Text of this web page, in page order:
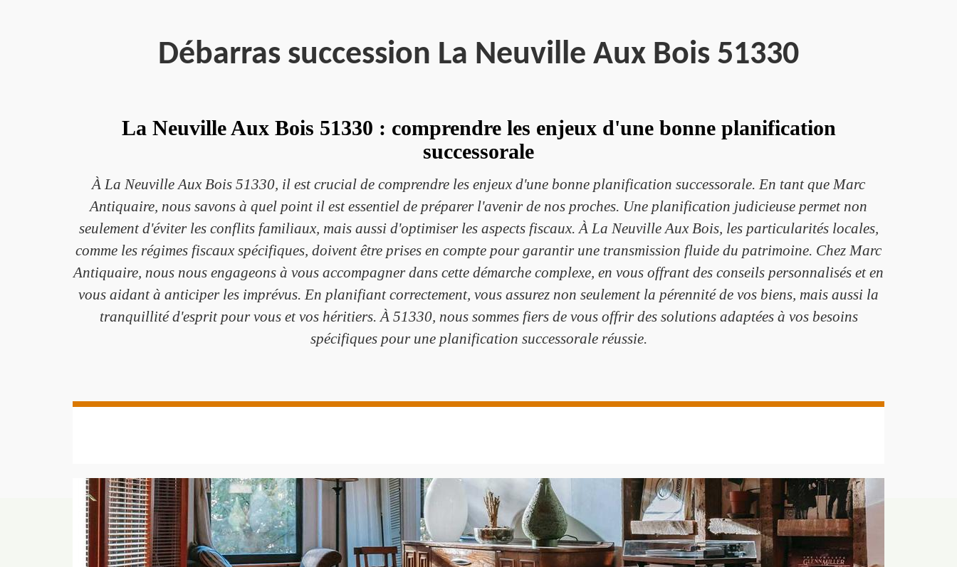
Débarras succession La Neuville Aux Bois 51330
La Neuville Aux Bois 51330 : comprendre les enjeux d'une bonne planification
successorale
À La Neuville Aux Bois 51330, il est crucial de comprendre les enjeux d'une bonne planification successorale. En tant que Marc
Antiquaire, nous savons à quel point il est essentiel de préparer l'avenir de nos proches. Une planification judicieuse permet non
seulement d'éviter les conflits familiaux, mais aussi d'optimiser les aspects fiscaux. À La Neuville Aux Bois, les particularités locales,
comme les régimes fiscaux spécifiques, doivent être prises en compte pour garantir une transmission fluide du patrimoine. Chez Marc
Antiquaire, nous nous engageons à vous accompagner dans cette démarche complexe, en vous offrant des conseils personnalisés et en
vous aidant à anticiper les imprévus. En planifiant correctement, vous assurez non seulement la pérennité de vos biens, mais aussi la
tranquillité d'esprit pour vous et vos héritiers. À 51330, nous sommes fiers de vous offrir des solutions adaptées à vos besoins
spécifiques pour une planification successorale réussie.